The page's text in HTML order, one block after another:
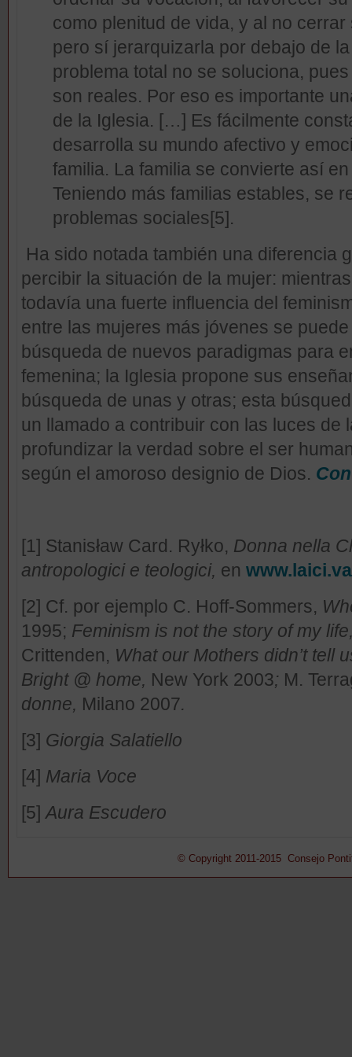
como plenitud de vida, y al no
pero sí jerarquizarla por debajo de
problema total no se soluciona,
son reales. Por eso es importante
de la Iglesia. […] Es fácilmente
desarrolla su mundo afectivo y
familia. La familia se convierte así
Teniendo más familias estables, se
problemas sociales[5].
Ha sido notada también una diferencia
percibir la situación de la mujer:
todavía una fuerte influencia del
entre las mujeres más jóvenes se
búsqueda de nuevos paradigmas para
femenina; la Iglesia propone sus
búsqueda de unas y otras; esta
un llamado a contribuir con las luces de
profundizar la verdad sobre el ser
según el amoroso designio de Dios.
[1] Stanisław Card. Ryłko, Donna nella
antropologici e teologici, en www.laici.va
[2] Cf. por ejemplo C. Hoff-Sommers,
1995; Feminism is not the story of my
Crittenden, What our Mothers didn’t tell
Bright @ home, New York 2003; M.
donne, Milano 2007.
[3] Giorgia Salatiello
[4] Maria Voce
[5] Aura Escudero
© Copyright 2011-2015 Consejo